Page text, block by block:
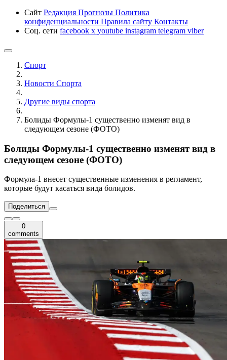
Сайт Редакция Прогнозы Политика
конфиденциальности Правила сайту Контакты
Соц. сети facebook x youtube instagram telegram viber
Спорт
Новости Cпорта
Другие виды спорта
Болиды Формулы-1 существенно изменят вид в
следующем сезоне (ФОТО)
Болиды Формулы-1 существенно изменят вид в
следующем сезоне (ФОТО)
Формула-1 внесет существенные изменения в регламент,
которые будут касаться вида болидов.
Поделиться
0
comments